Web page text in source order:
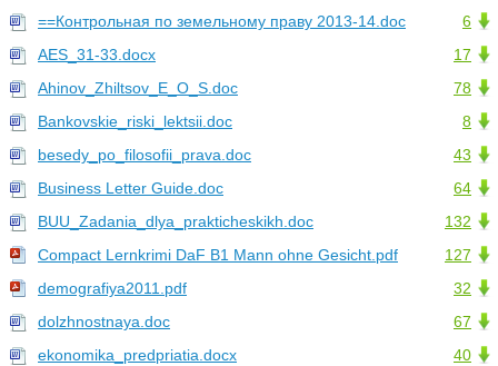
6
==Контрольная по земельному праву 2013-14.doc
17
AES_31-33.docx
78
Ahinov_Zhiltsov_E_O_S.doc
8
Bankovskie_riski_lektsii.doc
43
besedy_po_filosofii_prava.doc
64
Business Letter Guide.doc
132
BUU_Zadania_dlya_prakticheskikh.doc
127
Compact Lernkrimi DaF B1 Mann ohne Gesicht.pdf
32
demografiya2011.pdf
67
dolzhnostnaya.doc
40
ekonomika_predpriatia.docx